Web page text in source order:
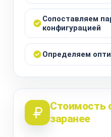
Сопоставляем
конфигурацией
Определяем
Стоимость
заранее